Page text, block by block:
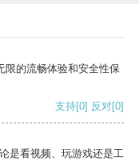
限的流畅体验和安全性保
支持[0] 反对[0]
是看视频、玩游戏还是工